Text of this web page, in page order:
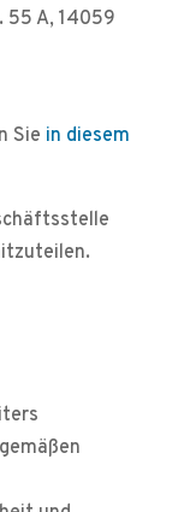
55 A, 14059
Sie in diesem